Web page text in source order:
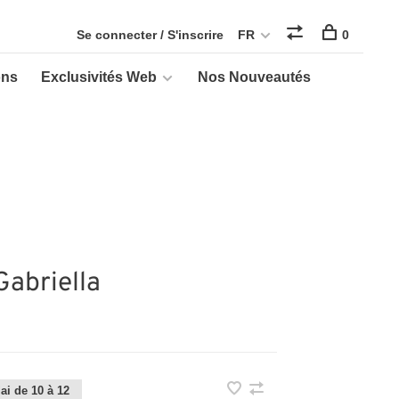
Exclusivités Web
Nos Nouveautés
Se connecter / S'inscrire FR 0
de 10 à 12